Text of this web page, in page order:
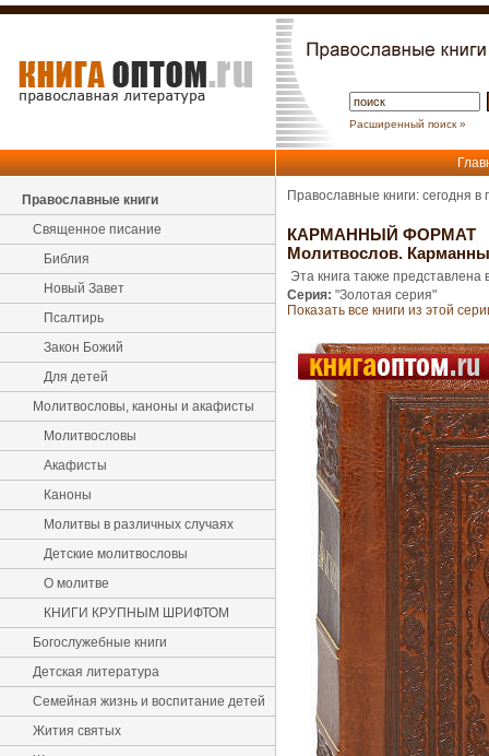
Расширенный поиск »
Православные книги
Священное писание
Библия
Новый Завет
Псалтирь
Закон Божий
Для детей
Молитвословы, каноны и акафисты
Молитвословы
Акафисты
Каноны
Молитвы в различных случаях
Детские молитвословы
О молитве
КНИГИ КРУПНЫМ ШРИФТОМ
Богослужебные книги
Детская литература
Семейная жизнь и воспитание детей
Жития святых
Православные книги: сегодня
КАРМАННЫЙ ФОРМАТ
Молитвослов.
Эта книга также представлена
Серия: "Золотая серия"
Показать все книги из этой